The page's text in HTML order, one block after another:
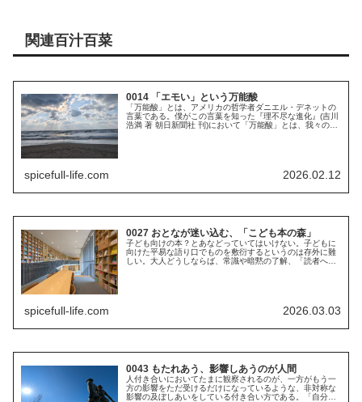
関連百汁百菜
0014 「エモい」という万能酸
「万能酸」とは、アメリカの哲学者ダニエル・デネットの
言葉である。僕がこの言葉を知った『理不尽な進化』(吉川
浩満 著 朝日新聞社 刊)において「万能酸」とは、我々のも
spicefull-life.com 2026.02.12
0027 おとなが迷い込む、「こども本の森」
子ども向けの本？とあなどっていてはいけない。子どもに
向けた平易な語り口でものを敷衍するというのは存外に難
しい。大人どうしならば、常識や暗黙の了解、「読者への
spicefull-life.com 2026.03.03
0043 もたれあう、影響しあうのが人間
人付き合いにおいてたまに観察されるのが、一方がもう一
方の影響をただ受けるだけになっているような、非対称な
影響の及ぼしあいをしている付き合い方である。「自分が